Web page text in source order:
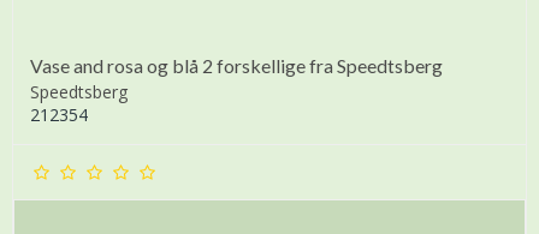
Vase and rosa og blå 2 forskellige fra Speedtsberg
Speedtsberg
212354